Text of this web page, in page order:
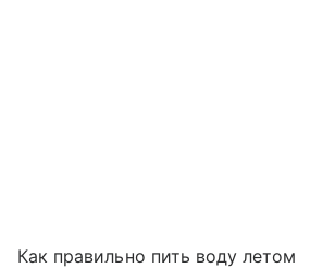
Как правильно пить воду летом